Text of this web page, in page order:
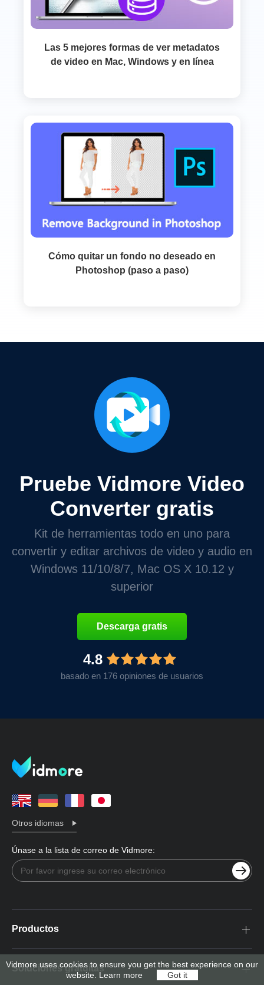
Las 5 mejores formas de ver metadatos
de video en Mac, Windows y en línea
Cómo quitar un fondo no deseado en
Photoshop (paso a paso)
Pruebe Vidmore Video
Converter gratis
Kit de herramientas todo en uno para
convertir y editar archivos de video y audio en
Windows 11/10/8/7, Mac OS X 10.12 y
superior
Descarga gratis
4.8
basado en 176 opiniones de usuarios
Otros idiomas
Únase a la lista de correo de Vidmore:
Productos
Soluciones gratuitas
Vidmore uses cookies to ensure you get the best experience on our
website. Learn more Got it